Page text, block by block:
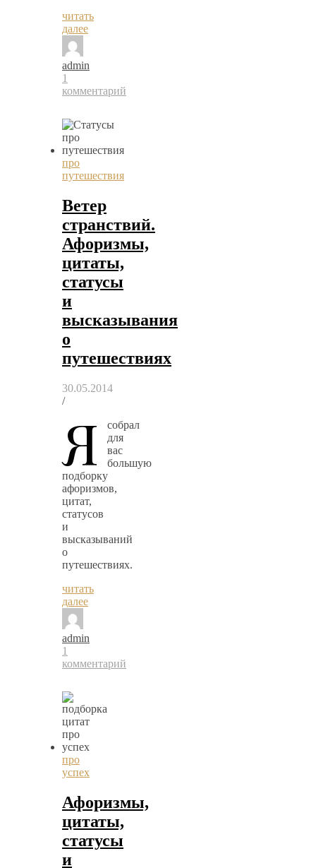
читать
далее
admin
1
комментарий
про
путешествия
Ветер
странствий.
Афоризмы,
цитаты,
статусы
и
высказывания
о
путешествиях
30.05.2014
/
Я
собрал
для
вас
большую
подборку
афоризмов,
цитат,
статусов
и
высказываний
о
путешествиях.
читать
далее
admin
1
комментарий
про
успех
Афоризмы,
цитаты,
статусы
и